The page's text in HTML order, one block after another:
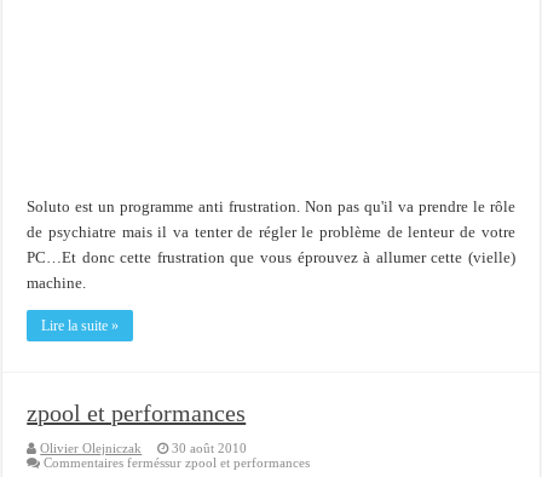
Soluto est un programme anti frustration. Non pas qu'il va prendre le rôle
de psychiatre mais il va tenter de régler le problème de lenteur de votre
PC…Et donc cette frustration que vous éprouvez à allumer cette (vielle)
machine.
Lire la suite »
zpool et performances
Olivier Olejniczak
30 août 2010
Commentaires ferméssur zpool et performances